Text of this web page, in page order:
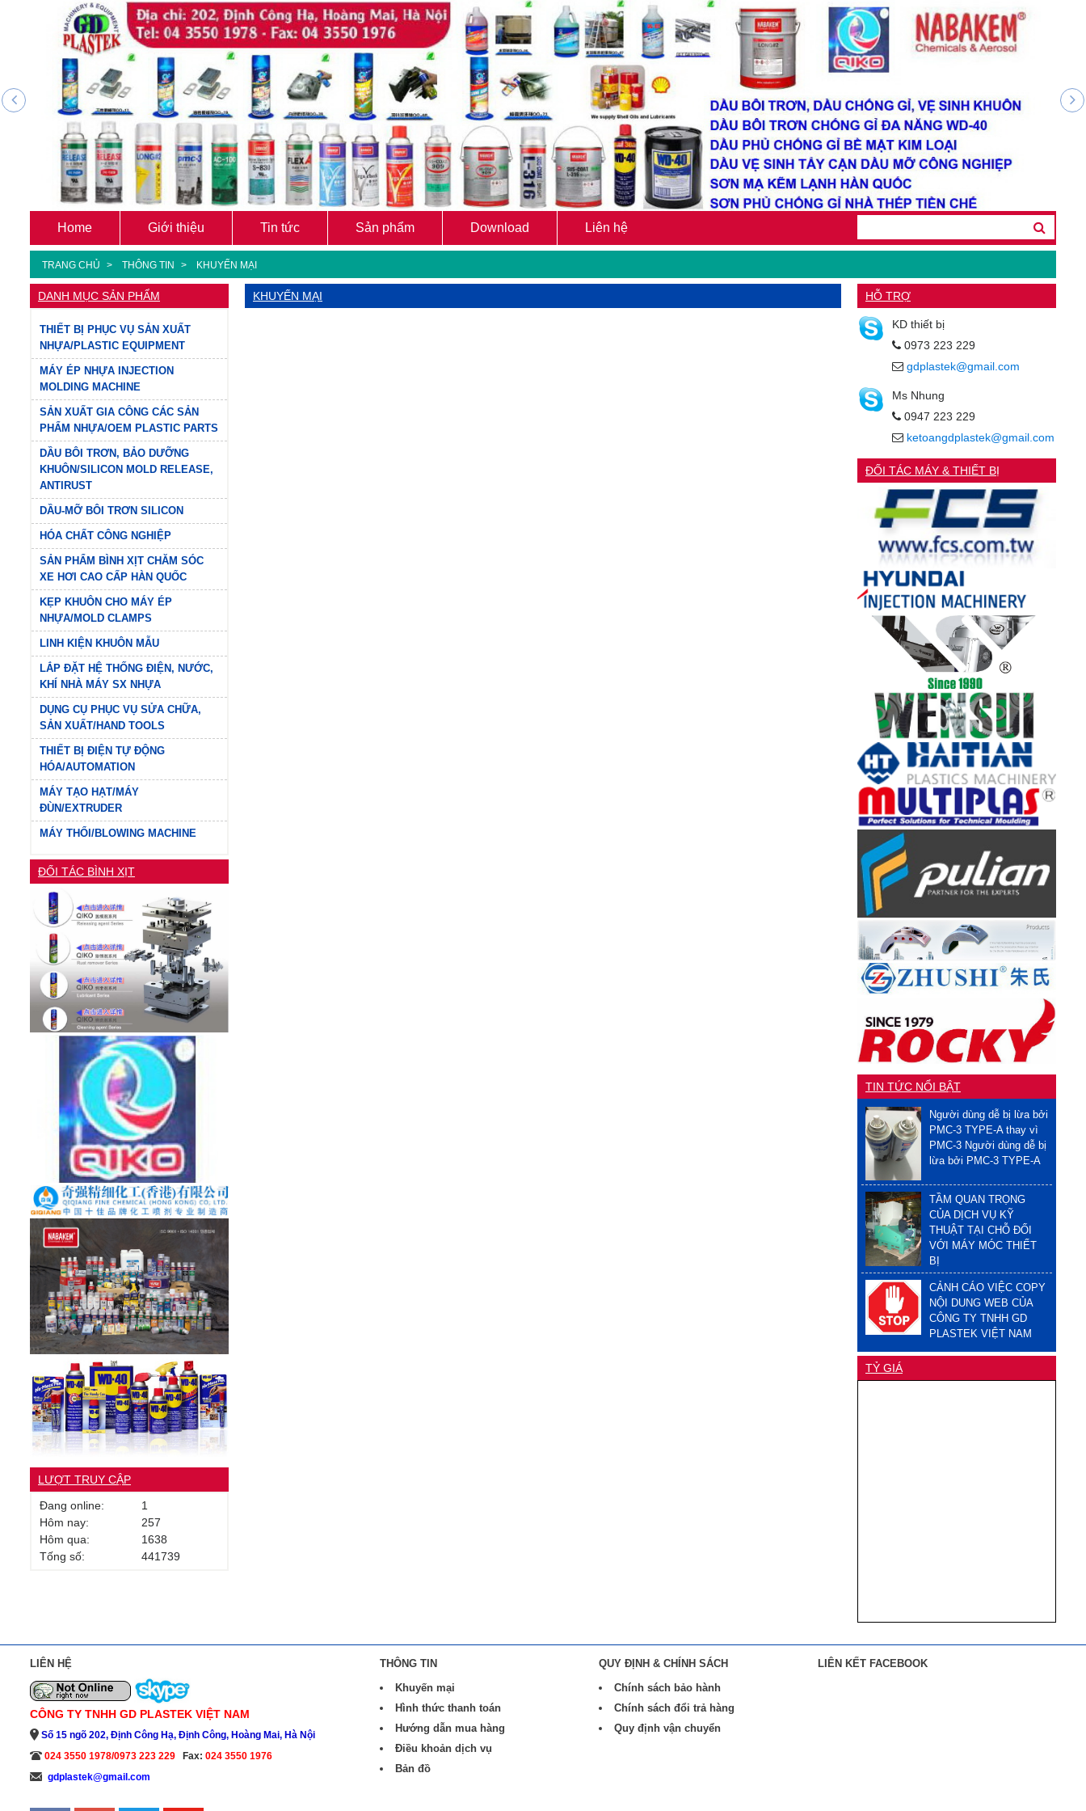
Home Giới thiệu Tin tức Sản phẩm Download Liên hệ
TRANG CHỦ THÔNG TIN KHUYẾN MẠI
DANH MỤC SẢN PHẨM
THIẾT BỊ PHỤC VỤ SẢN XUẤT
NHỰA/PLASTIC EQUIPMENT
MÁY ÉP NHỰA INJECTION
MOLDING MACHINE
SẢN XUẤT GIA CÔNG CÁC SẢN
PHẨM NHỰA/OEM PLASTIC PARTS
DẦU BÔI TRƠN, BẢO DƯỠNG
KHUÔN/SILICON MOLD RELEASE,
ANTIRUST
DẦU-MỠ BÔI TRƠN SILICON
HÓA CHẤT CÔNG NGHIỆP
SẢN PHẨM BÌNH XỊT CHĂM SÓC
XE HƠI CAO CẤP HÀN QUỐC
KẸP KHUÔN CHO MÁY ÉP
NHỰA/MOLD CLAMPS
LINH KIỆN KHUÔN MẪU
LẮP ĐẶT HỆ THỐNG ĐIỆN, NƯỚC,
KHÍ NHÀ MÁY SX NHỰA
DỤNG CỤ PHỤC VỤ SỬA CHỮA,
SẢN XUẤT/HAND TOOLS
THIẾT BỊ ĐIỆN TỰ ĐỘNG
HÓA/AUTOMATION
MÁY TẠO HẠT/MÁY
ĐÙN/EXTRUDER
MÁY THỔI/BLOWING MACHINE
ĐỐI TÁC BÌNH XỊT
LƯỢT TRUY CẬP
Đang online:
1
Hôm nay:
257
Hôm qua:
1638
Tống số:
441739
KHUYẾN MẠI HỖ TRỢ
KD thiết bị
0973 223 229
gdplastek@gmail.com
Ms Nhung
0947 223 229
ketoangdplastek@gmail.com
ĐỐI TÁC MÁY & THIẾT BỊ
TIN TỨC NỔI BẬT
Người dùng dễ bị lừa bởi
PMC-3 TYPE-A thay vì
PMC-3 Người dùng dễ bị
lừa bởi PMC-3 TYPE-A
TẦM QUAN TRỌNG
CỦA DỊCH VỤ KỸ
THUẬT TẠI CHỖ ĐỐI
VỚI MÁY MÓC THIẾT
BỊ
CẢNH CÁO VIỆC COPY
NỘI DUNG WEB CỦA
CÔNG TY TNHH GD
PLASTEK VIỆT NAM
TỶ GIÁ
LIÊN HỆ
CÔNG TY TNHH GD PLASTEK VIỆT NAM
Số 15 ngõ 202, Định Công Hạ, Định Công, Hoàng Mai, Hà Nội
024 3550 1978/0973 223 229
Fax: 024 3550 1976
gdplastek@gmail.com
THÔNG TIN
Khuyến mại
Hình thức thanh toán
Hướng dẫn mua hàng
Điều khoản dịch vụ
Bản đồ
QUY ĐỊNH & CHÍNH SÁCH
Chính sách bảo hành
Chính sách đổi trả hàng
Quy định vận chuyển
LIÊN KẾT FACEBOOK